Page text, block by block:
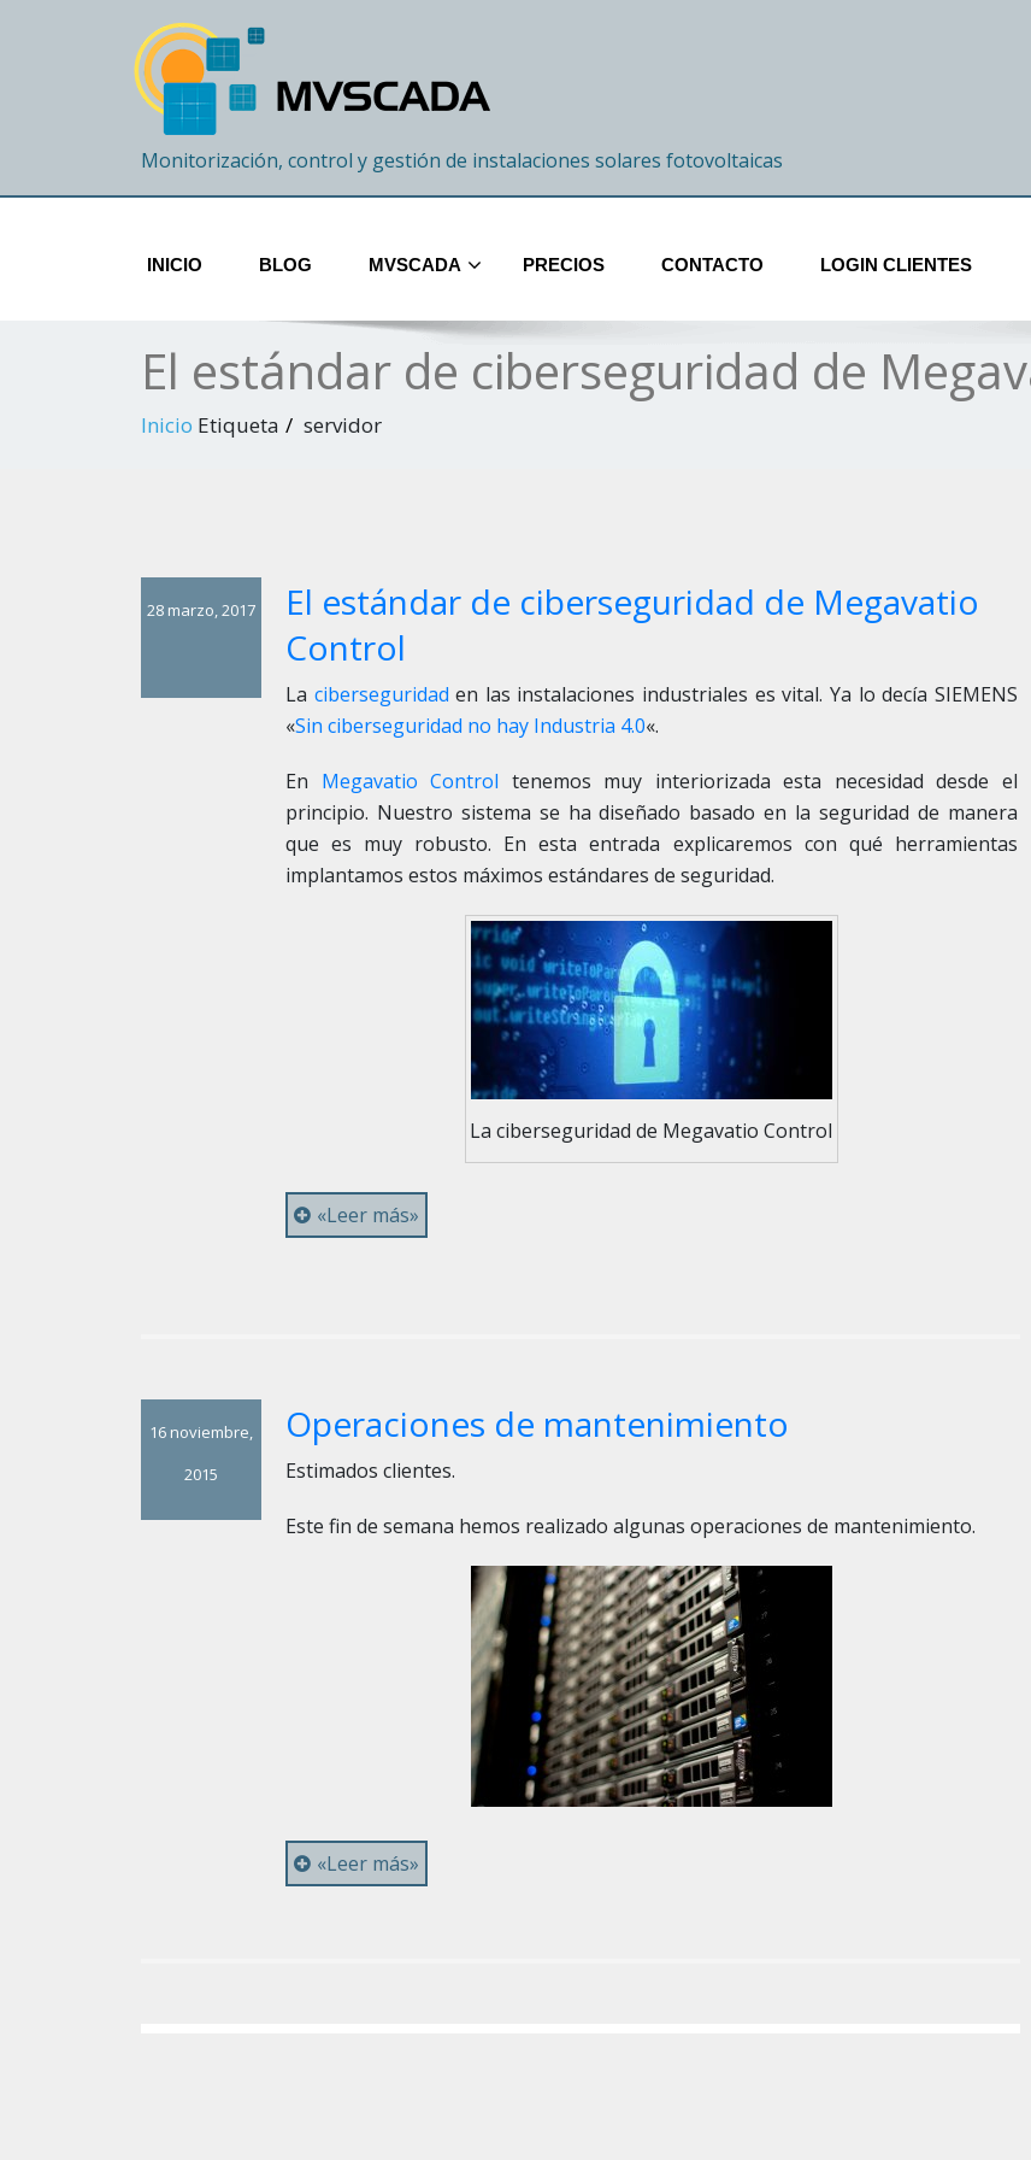
Monitorización, control y gestión de instalaciones solares fotovoltaicas
INICIO BLOG MVSCADA PRECIOS CONTACTO LOGIN CLIENTES
El estándar de ciberseguridad de
Inicio Etiqueta servidor
28 marzo, 2017
El estándar de ciberseguridad de Megavatio
Control
La ciberseguridad en las instalaciones industriales es vital. Ya lo decía SIEMENS
«Sin ciberseguridad no hay Industria 4.0«.
En Megavatio Control tenemos muy interiorizada esta necesidad desde el
principio. Nuestro sistema se ha diseñado basado en la seguridad de manera
que es muy robusto. En esta entrada explicaremos con qué herramientas
implantamos estos máximos estándares de seguridad.
La ciberseguridad de Megavatio Control
«Leer más»
16 noviembre,
2015
Operaciones de mantenimiento
Estimados clientes.
Este fin de semana hemos realizado algunas operaciones de mantenimiento.
«Leer más»